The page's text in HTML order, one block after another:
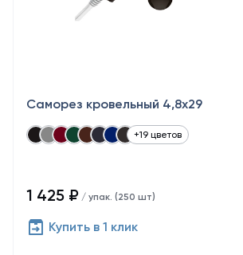
Саморез кровельный 4,8x29
+19 цветов
1 425 ₽ / упак. (250 шт)
Купить в 1 клик